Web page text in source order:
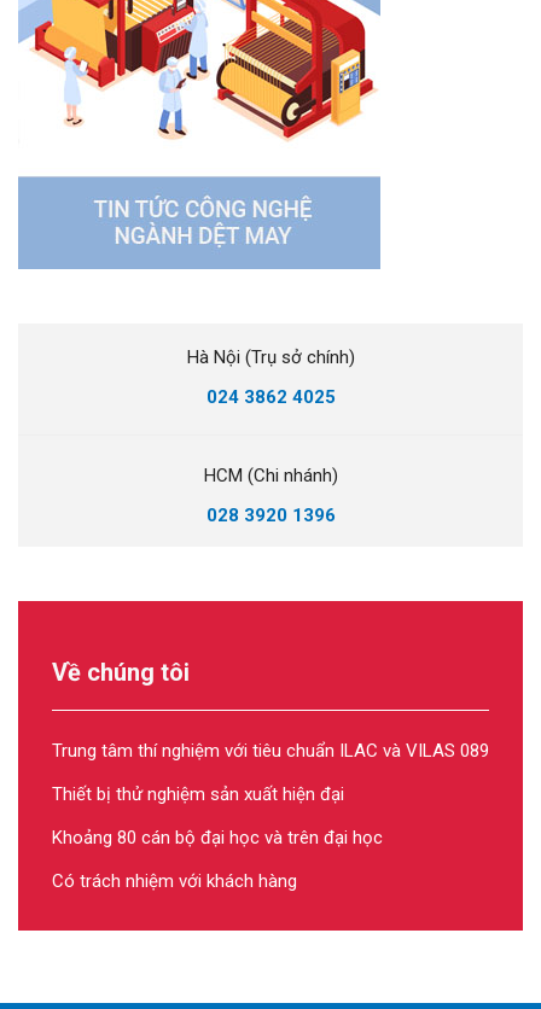
Hà Nội (Trụ sở chính)
024 3862 4025
HCM (Chi nhánh)
028 3920 1396
Về chúng tôi
Trung tâm thí nghiệm với tiêu chuẩn ILAC và VILAS 089
Thiết bị thử nghiệm sản xuất hiện đại
Khoảng 80 cán bộ đại học và trên đại học
Có trách nhiệm với khách hàng